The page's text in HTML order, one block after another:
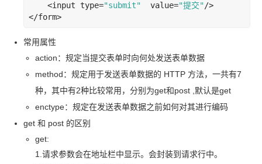
<input type="submit" value="提交"/>
</form>
常用属性
action：规定当提交表单时向何处发送表单数据
method：规定用于发送表单数据的 HTTP 方法，一共有7
种，其中有2种比较常用，分别为get和post , 默认是get
enctype：规定在发送表单数据之前如何对其进行编码
get 和 post 的区别
get:
1. 请求参数会在地址栏中显示。会封装到请求行中。